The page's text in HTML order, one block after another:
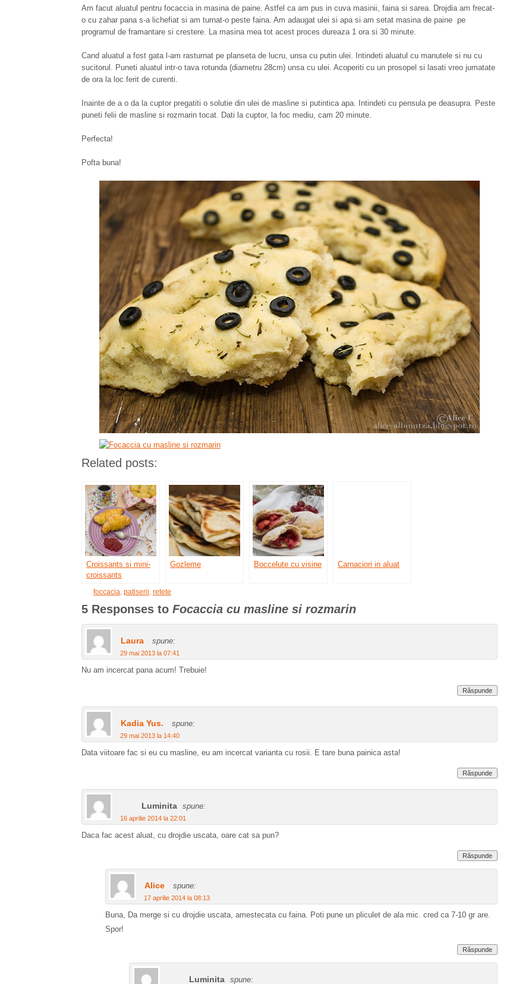
Am facut aluatul pentru focaccia in masina de paine. Astfel ca am pus in cuva masinii, faina si sarea. Drojdia am frecat-
o cu zahar pana s-a lichefiat si am turnat-o peste faina. Am adaugat ulei si apa si am setat masina de paine pe
programul de framantare si crestere. La masina mea tot acest proces dureaza 1 ora si 30 minute.
Cand aluatul a fost gata l-am rasturnat pe planseta de lucru, unsa cu putin ulei. Intindeti aluatul cu manutele si nu cu
sucitorul. Puneti aluatul intr-o tava rotunda (diametru 28cm) unsa cu ulei. Acoperiti cu un prosopel si lasati vreo jumatate
de ora la loc ferit de curenti.
Inainte de a o da la cuptor pregatiti o solutie din ulei de masline si putintica apa. Intindeti cu pensula pe deasupra. Peste
puneti felii de masline si rozmarin tocat. Dati la cuptor, la foc mediu, cam 20 minute.
Perfecta!
Pofta buna!
Related posts:
Croissants si mini-
croissants
Gozleme Boccelute cu visine Carnaciori in aluat
foccacia, patiserii, retete
5 Responses to Focaccia cu masline si rozmarin
Laura spune:
29 mai 2013 la 07:41
Nu am incercat pana acum! Trebuie!
Răspunde
Kadia Yus. spune:
29 mai 2013 la 14:40
Data viitoare fac si eu cu masline, eu am incercat varianta cu rosii. E tare buna painica asta!
Răspunde
Luminita spune:
16 aprilie 2014 la 22:01
Daca fac acest aluat, cu drojdie uscata, oare cat sa pun?
Răspunde
Alice spune:
17 aprilie 2014 la 08:13
Buna, Da merge si cu drojdie uscata, amestecata cu faina. Poti pune un pliculet de ala mic. cred ca 7-10 gr are.
Spor!
Răspunde
Luminita spune: